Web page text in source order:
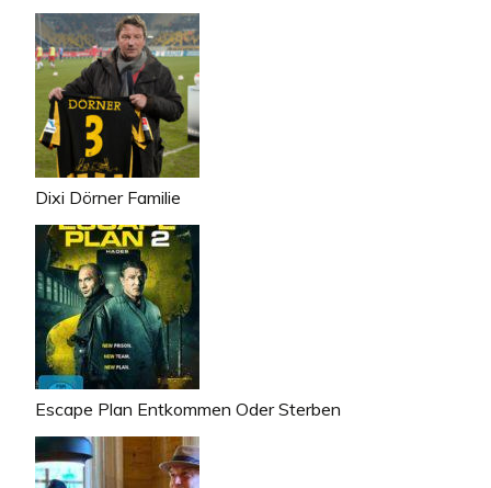
Dixi Dörner Familie
Escape Plan Entkommen Oder Sterben